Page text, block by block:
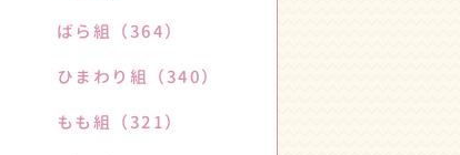
ばら組 （364）
ひまわり組 （340）
もも組 （321）